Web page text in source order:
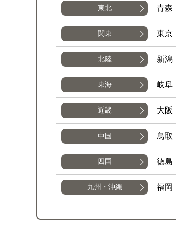
東北 青森
関東 東京
北陸 新潟
東海 岐阜
近畿 大阪
中国 鳥取
四国 徳島
九州・沖縄 福岡